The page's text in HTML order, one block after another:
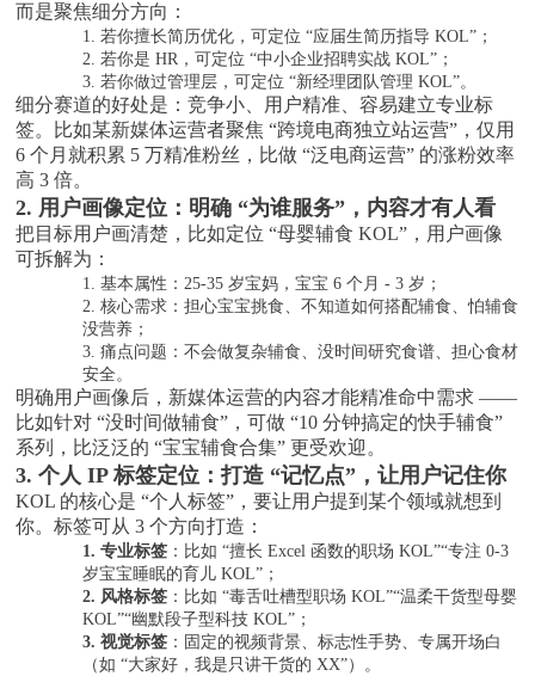
而是聚焦细分方向：
1.若你擅长简历优化，可定位 “应届生简历指导 KOL”；
2.若你是 HR，可定位 “中小企业招聘实战 KOL”；
3.若你做过管理层，可定位 “新经理团队管理 KOL”。
细分赛道的好处是：竞争小、用户精准、容易建立专业标
签。比如某新媒体运营者聚焦 “跨境电商独立站运营”，仅用
6 个月就积累 5 万精准粉丝，比做 “泛电商运营” 的涨粉效率
高 3 倍。
2. 用户画像定位：明确 “为谁服务”，内容才有人看
把目标用户画清楚，比如定位 “母婴辅食 KOL”，用户画像
可拆解为：
1.基本属性：25-35 岁宝妈，宝宝 6 个月 - 3 岁；
2.核心需求：担心宝宝挑食、不知道如何搭配辅食、怕辅食
没营养；
3.痛点问题：不会做复杂辅食、没时间研究食谱、担心食材
安全。
明确用户画像后，新媒体运营的内容才能精准命中需求 ——
比如针对 “没时间做辅食”，可做 “10 分钟搞定的快手辅食”
系列，比泛泛的 “宝宝辅食合集” 更受欢迎。
3. 个人 IP 标签定位：打造 “记忆点”，让用户记住你
KOL 的核心是 “个人标签”，要让用户提到某个领域就想到
你。标签可从 3 个方向打造：
1.专业标签 ：比如 “擅长 Excel 函数的职场 KOL”“专注 0-3
岁宝宝睡眠的育儿 KOL”；
2. 风格标签 ：比如 “毒舌吐槽型职场 KOL”“温柔干货型母婴
KOL”“幽默段子型科技 KOL”；
3.视觉标签 ：固定的视频背景、标志性手势、专属开场白
（如 “大家好，我是只讲干货的 XX”）。